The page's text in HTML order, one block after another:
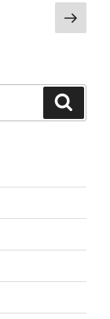
下
一